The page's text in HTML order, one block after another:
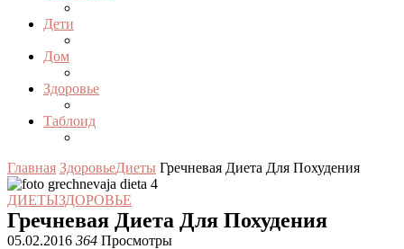
Дети
Дом
Здоровье
Таблоид
Главная ЗдоровьеДиеты Гречневая Диета Для Похудения
ДИЕТЫЗДОРОВЬЕ
Гречневая Диета Для Похудения
05.02.2016 364 Просмотры